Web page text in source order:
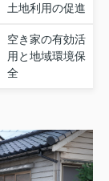
土地利用の促進
空き家の有効活
用と地域環境保
全